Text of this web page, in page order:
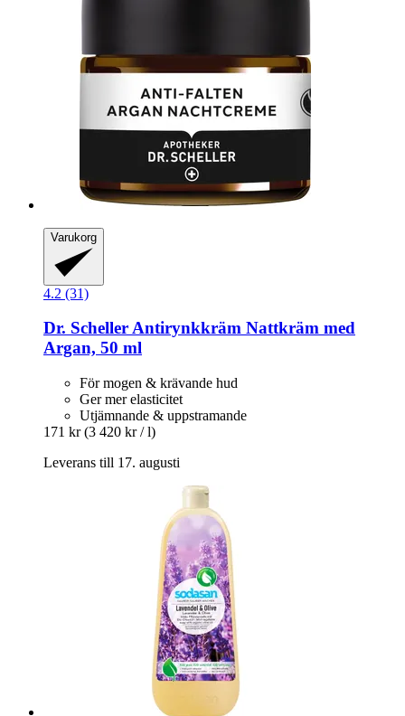
Varukorg
4.2 (31)
Dr. SchellerAntirynkkräm Nattkräm med
Argan, 50 ml
För mogen & krävande hud
Ger mer elasticitet
Utjämnande & uppstramande
171 kr (3 420 kr / l)
Leverans till 17. augusti